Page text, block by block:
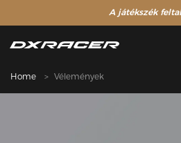
A játékszék
Home Vélemények